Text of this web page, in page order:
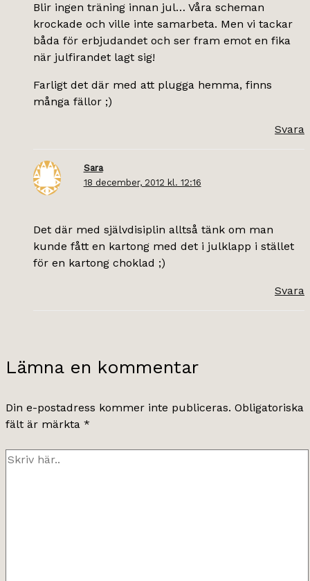
Blir ingen träning innan jul… Våra scheman
krockade och ville inte samarbeta. Men vi tackar
båda för erbjudandet och ser fram emot en fika
när julfirandet lagt sig!
Farligt det där med att plugga hemma, finns
många fällor ;)
Svara
Sara
18 december, 2012 kl. 12:16
Det där med självdisiplin alltså tänk om man
kunde fått en kartong med det i julklapp i stället
för en kartong choklad ;)
Svara
Lämna en kommentar
Din e-postadress kommer inte publiceras. Obligatoriska
fält är märkta *
Skriv